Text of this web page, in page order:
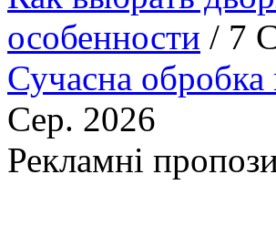
особенности / 7
Сучасна обробка
Сер. 2026
Рекламні